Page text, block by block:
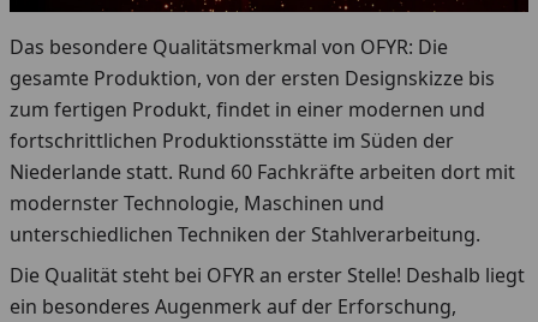
Das besondere Qualitätsmerkmal von OFYR: Die
gesamte Produktion, von der ersten Designskizze bis
zum fertigen Produkt, findet in einer modernen und
fortschrittlichen Produktionsstätte im Süden der
Niederlande statt. Rund 60 Fachkräfte arbeiten dort mit
modernster Technologie, Maschinen und
unterschiedlichen Techniken der Stahlverarbeitung.
Die Qualität steht bei OFYR an erster Stelle! Deshalb liegt
ein besonderes Augenmerk auf der Erforschung,